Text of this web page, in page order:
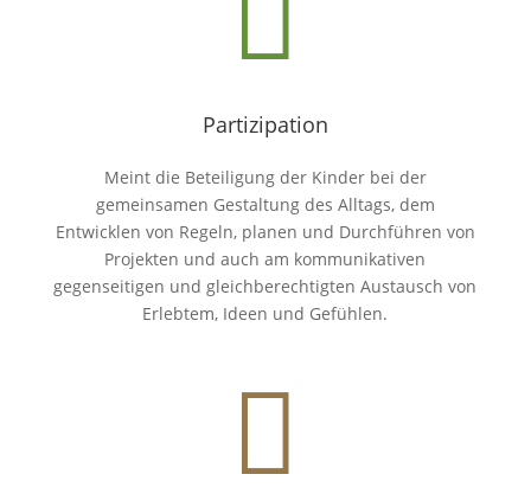
Partizipation
Meint die Beteiligung der Kinder bei der
gemeinsamen Gestaltung des Alltags, dem
Entwicklen von Regeln, planen und Durchführen von
Projekten und auch am kommunikativen
gegenseitigen und gleichberechtigten Austausch von
Erlebtem, Ideen und Gefühlen.
